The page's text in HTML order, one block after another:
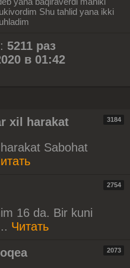
5211 раз
в 01:42
xil harakat 3184
Sabohat
2754
16 da. Bir kuni
Читать
2073